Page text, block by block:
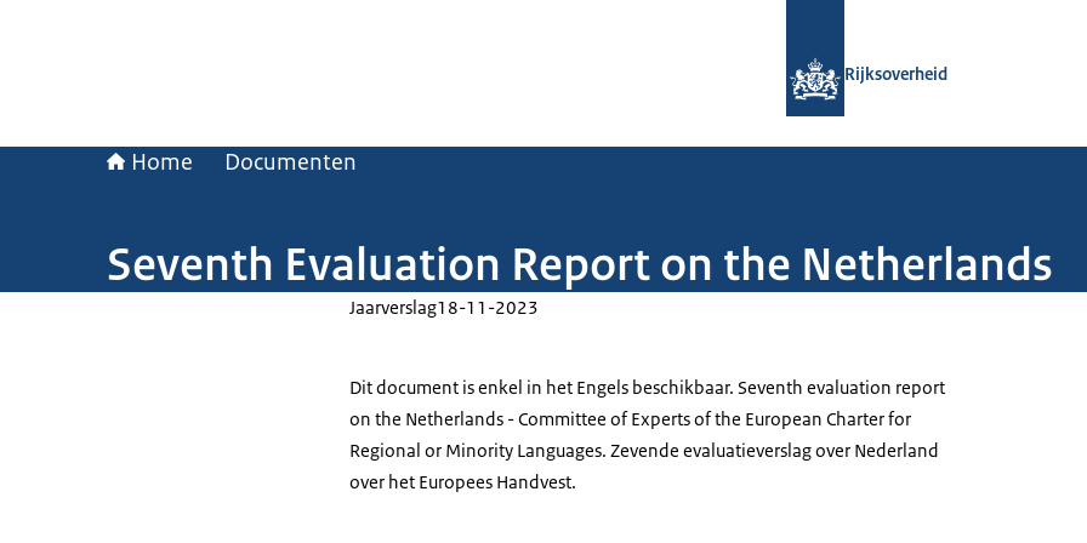
Rijksoverheid
Home Documenten
Seventh Evaluation Report on the Netherlands
Jaarverslag18-11-2023
Dit document is enkel in het Engels beschikbaar. Seventh evaluation report
on the Netherlands - Committee of Experts of the European Charter for
Regional or Minority Languages. Zevende evaluatieverslag over Nederland
over het Europees Handvest.